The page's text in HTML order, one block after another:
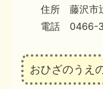
住所 藤沢市
電話 0466-
おひざのうえ